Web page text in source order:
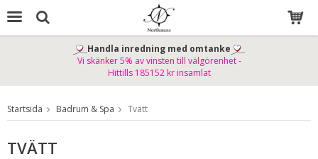
Produkten har blivit tillagd i varukorgen
Handla inredning med omtanke
Vi skänker 5% av vinsten till välgörenhet -
Hittills 185152 kr insamlat
Startsida Badrum & Spa Tvätt
TVÄTT